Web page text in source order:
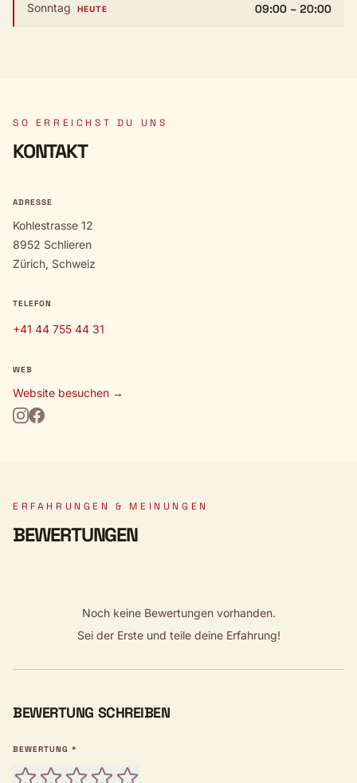
Sonntag HEUTE 09:00 – 20:00
SO ERREICHST DU UNS
KONTAKT
ADRESSE
Kohlestrasse 12
8952 Schlieren
Zürich, Schweiz
TELEFON
+41 44 755 44 31
WEB
Website besuchen →
ERFAHRUNGEN & MEINUNGEN
BEWERTUNGEN
Noch keine Bewertungen vorhanden.
Sei der Erste und teile deine Erfahrung!
BEWERTUNG SCHREIBEN
BEWERTUNG *